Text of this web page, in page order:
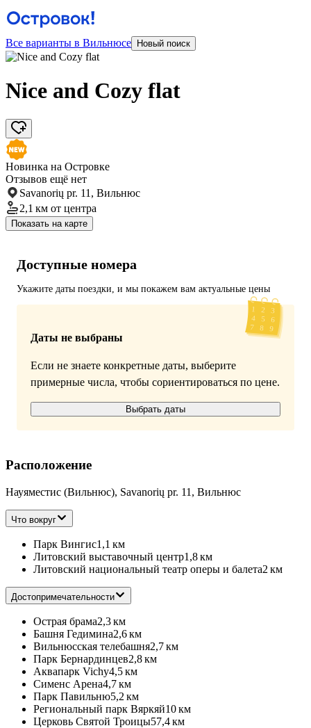
Все варианты в Вильнюсе Новый поиск
Nice and Cozy flat
Новинка на Островке
Отзывов ещё нет
Savanorių pr. 11, Вильнюс
2,1 км от центра
Показать на карте
Доступные номера
Укажите даты поездки, и мы покажем вам актуальные цены
Даты не выбраны
Если не знаете конкретные даты, выберите
примерные числа, чтобы сориентироваться по цене.
Выбрать даты
Расположение
Науяместис (Вильнюс), Savanorių pr. 11, Вильнюс
Что вокруг
Парк Вингис1,1 км
Литовский выставочный центр1,8 км
Литовский национальный театр оперы и балета2 км
Достопримечательности
Острая брама2,3 км
Башня Гедимина2,6 км
Вильнюсская телебашня2,7 км
Парк Бернардинцев2,8 км
Аквапарк Vichy4,5 км
Сименс Арена4,7 км
Парк Павильню5,2 км
Региональный парк Вяркяй10 км
Церковь Святой Троицы57,4 км